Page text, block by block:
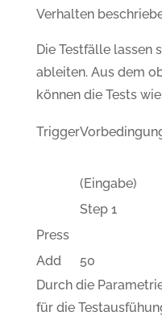
Verhalten
Die Testfälle lassen
ableiten. Aus dem
können die Tests
Trigger
(Eingabe)
Step 1
Press
Add
50
Durch die
für die